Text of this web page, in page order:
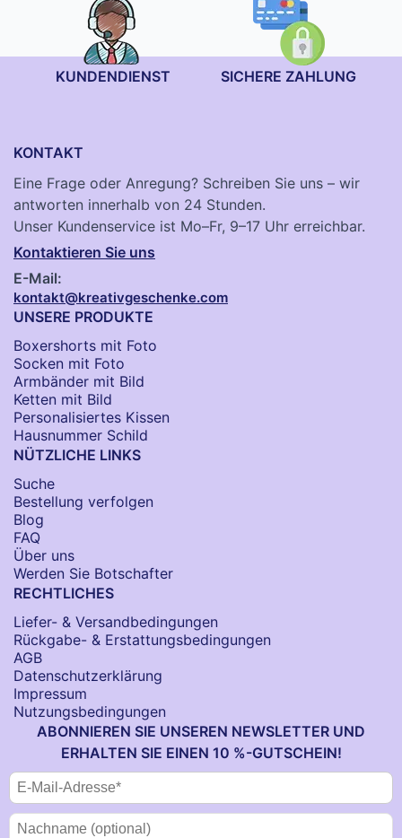
KUNDENDIENST SICHERE ZAHLUNG
KONTAKT
Eine Frage oder Anregung? Schreiben Sie uns – wir
antworten innerhalb von 24 Stunden.
Unser Kundenservice ist Mo–Fr, 9–17 Uhr erreichbar.
Kontaktieren Sie uns
E-Mail:
kontakt@kreativgeschenke.com
UNSERE PRODUKTE
Boxershorts mit Foto
Socken​ mit Foto
Armbänder mit Bild​
Ketten mit Bild
Personalisiertes Kissen
Hausnummer Schild
NÜTZLICHE LINKS
Suche
Bestellung verfolgen
Blog
FAQ
Über uns
Werden Sie Botschafter
RECHTLICHES
Liefer- & Versandbedingungen
Rückgabe- & Erstattungsbedingungen
AGB
Datenschutzerklärung
Impressum
Nutzungsbedingungen
ABONNIEREN SIE UNSEREN NEWSLETTER UND
ERHALTEN SIE EINEN 10 %-GUTSCHEIN!